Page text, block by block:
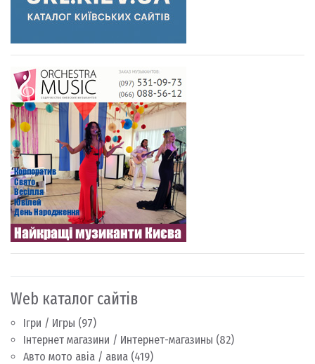
Web каталог сайтів
Ігри / Игры (97)
Інтернет магазини / Интернет-магазины (82)
Авто мото авіа / авиа (419)